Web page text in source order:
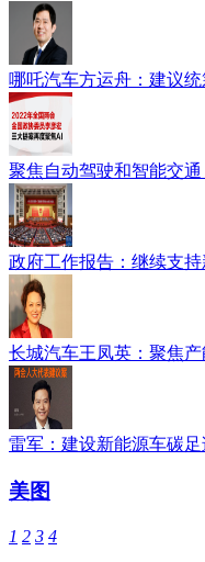
哪吒汽车方运舟：建议
聚焦自动驾驶和智能交
政府工作报告：继续支
长城汽车王凤英：聚焦
雷军：建设新能源车碳
美图
1 2 3 4